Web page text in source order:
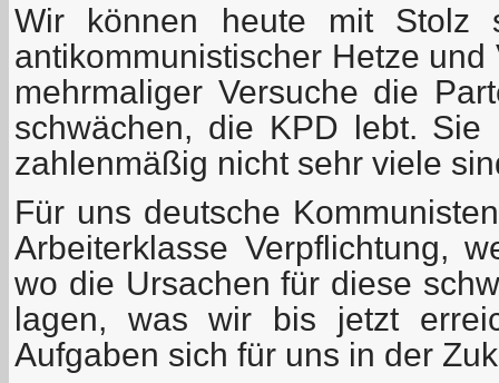
Wir können heute mit Stolz
antikommunistischer Hetze
mehrmaliger Versuche die
schwächen, die KPD lebt. Sie
zahlenmäßig nicht sehr viele
Für uns deutsche
Arbeiterklasse Verpflichtung,
wo die Ursachen für diese
lagen, was wir bis jetzt
Aufgaben sich für uns in der